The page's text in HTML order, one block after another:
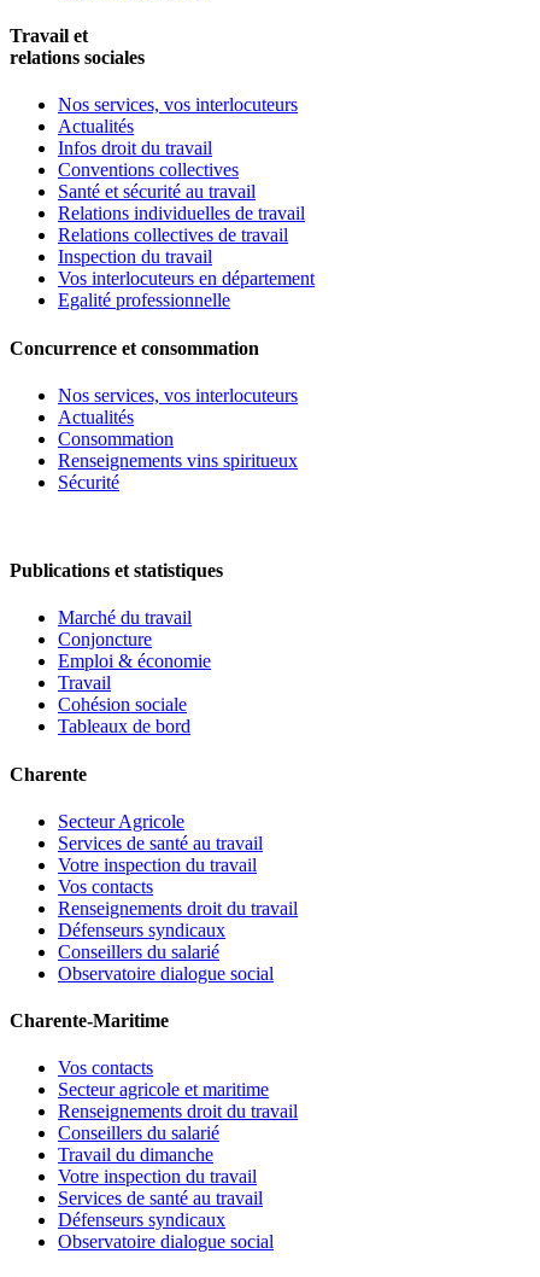
Travail et
relations sociales
Nos services, vos interlocuteurs
Actualités
Infos droit du travail
Conventions collectives
Santé et sécurité au travail
Relations individuelles de travail
Relations collectives de travail
Inspection du travail
Vos interlocuteurs en département
Egalité professionnelle
Concurrence et consommation
Nos services, vos interlocuteurs
Actualités
Consommation
Renseignements vins spiritueux
Sécurité
Publications et statistiques
Marché du travail
Conjoncture
Emploi & économie
Travail
Cohésion sociale
Tableaux de bord
Charente
Secteur Agricole
Services de santé au travail
Votre inspection du travail
Vos contacts
Renseignements droit du travail
Défenseurs syndicaux
Conseillers du salarié
Observatoire dialogue social
Charente-Maritime
Vos contacts
Secteur agricole et maritime
Renseignements droit du travail
Conseillers du salarié
Travail du dimanche
Votre inspection du travail
Services de santé au travail
Défenseurs syndicaux
Observatoire dialogue social